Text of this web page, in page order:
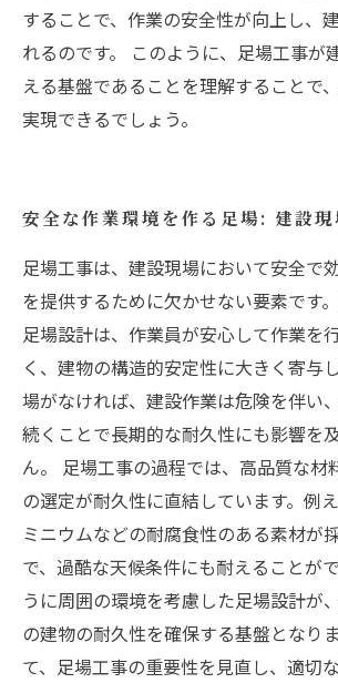
することで、作業の安全性が向上し、
れるのです。 このように、足場工事が
える基盤であることを理解することで
実現できるでしょう。
安全な作業環境を作る足場: 建設現
足場工事は、建設現場において安全で
を提供するために欠かせない要素です
足場設計は、作業員が安心して作業を
く、建物の構造的安定性に大きく寄与
場がなければ、建設作業は危険を伴い
続くことで長期的な耐久性にも影響を
ん。 足場工事の過程では、高品質な材
の選定が耐久性に直結しています。例
ミニウムなどの耐腐食性のある素材が
で、過酷な天候条件にも耐えることが
うに周囲の環境を考慮した足場設計が
の建物の耐久性を確保する基盤となり
て、足場工事の重要性を見直し、適切